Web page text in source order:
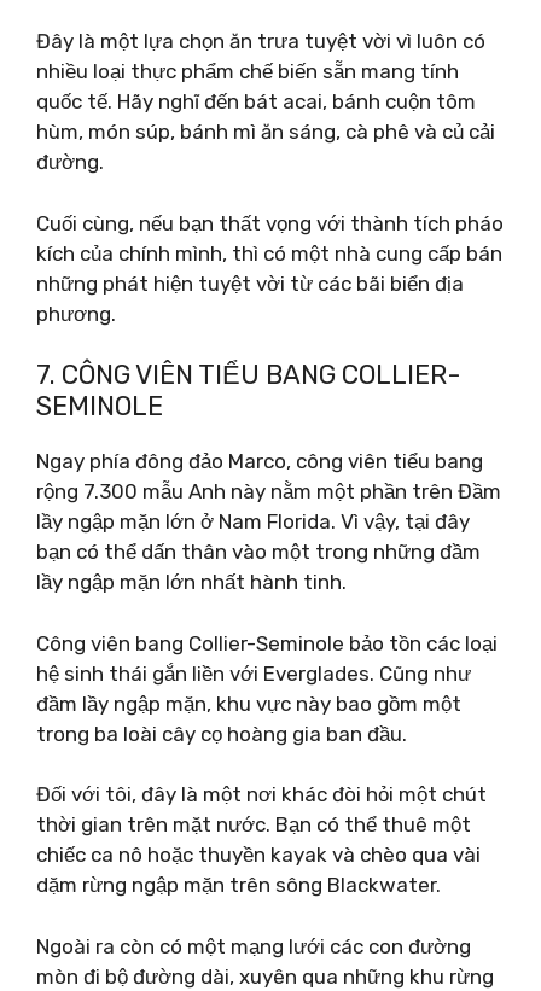
Đây là một lựa chọn ăn trưa tuyệt vời vì luôn có
nhiều loại thực phẩm chế biến sẵn mang tính
quốc tế. Hãy nghĩ đến bát acai, bánh cuộn tôm
hùm, món súp, bánh mì ăn sáng, cà phê và củ cải
đường.
Cuối cùng, nếu bạn thất vọng với thành tích pháo
kích của chính mình, thì có một nhà cung cấp bán
những phát hiện tuyệt vời từ các bãi biển địa
phương.
7. CÔNG VIÊN TIỂU BANG COLLIER-
SEMINOLE
Ngay phía đông đảo Marco, công viên tiểu bang
rộng 7.300 mẫu Anh này nằm một phần trên Đầm
lầy ngập mặn lớn ở Nam Florida. Vì vậy, tại đây
bạn có thể dấn thân vào một trong những đầm
lầy ngập mặn lớn nhất hành tinh.
Công viên bang Collier-Seminole bảo tồn các loại
hệ sinh thái gắn liền với Everglades. Cũng như
đầm lầy ngập mặn, khu vực này bao gồm một
trong ba loài cây cọ hoàng gia ban đầu.
Đối với tôi, đây là một nơi khác đòi hỏi một chút
thời gian trên mặt nước. Bạn có thể thuê một
chiếc ca nô hoặc thuyền kayak và chèo qua vài
dặm rừng ngập mặn trên sông Blackwater.
Ngoài ra còn có một mạng lưới các con đường
mòn đi bộ đường dài, xuyên qua những khu rừng